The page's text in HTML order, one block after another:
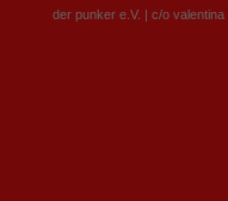
der punker e.V. | c/o